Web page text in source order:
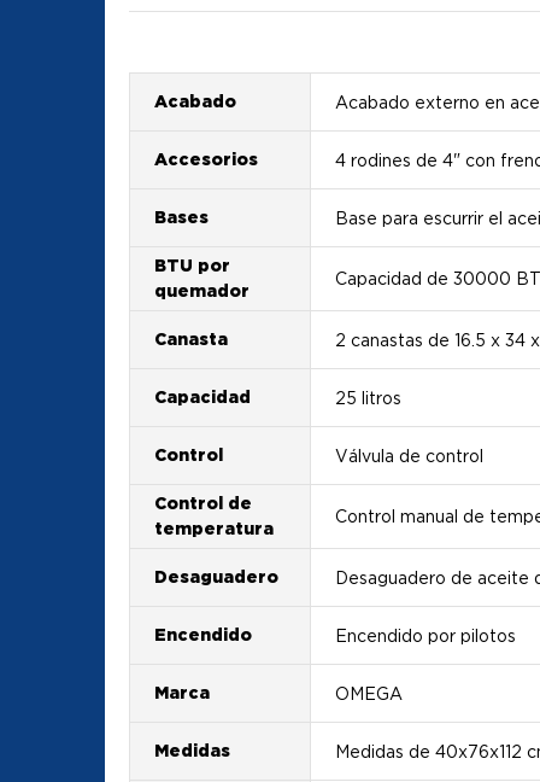
Acabado Acabado externo en
Accesorios 4 rodines de 4" con
Bases Base para escurrir el
BTU por
quemador
Capacidad de 30000
Canasta 2 canastas de 16.5 x 34
Capacidad 25 litros
Control Válvula de control
Control de
temperatura
Control manual de
Desaguadero Desaguadero de aceite
Encendido Encendido por pilotos
Marca OMEGA
Medidas Medidas de 40x76x112